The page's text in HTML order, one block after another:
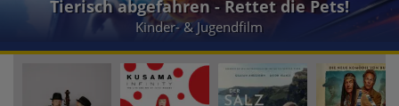
Tierisch abgefahren - Rettet die Pets!
Kinder- & Jugendfilm